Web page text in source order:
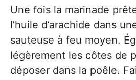
Une fois la marinade
l’huile d’arachide dans
sauteuse à feu moyen.
légèrement les côtes de
déposer dans la poêle.